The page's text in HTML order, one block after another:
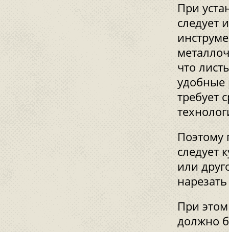
При
следует
что
удобные
требует
Поэтому
следует
или
При
должно